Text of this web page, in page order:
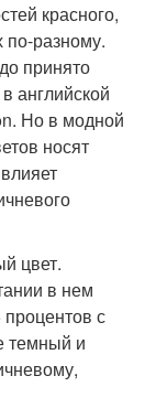
красного,
по-разному.
принято
английской
Но в модной
носят
цвет.
в нем
с
темный и